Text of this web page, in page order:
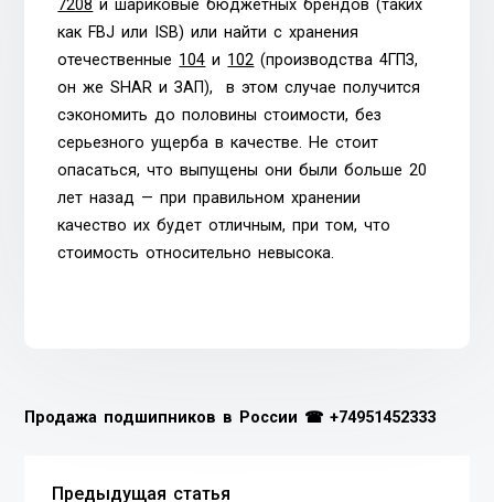
7208 и шариковые бюджетных брендов (таких
как FBJ или ISB) или найти с хранения
отечественные 104 и 102 (производства 4ГПЗ,
он же SHAR и ЗАП), в этом случае получится
сэкономить до половины стоимости, без
серьезного ущерба в качестве. Не стоит
опасаться, что выпущены они были больше 20
лет назад — при правильном хранении
качество их будет отличным, при том, что
стоимость относительно невысока.
Продажа подшипников в России ☎+74951452333
Предыдущая статья